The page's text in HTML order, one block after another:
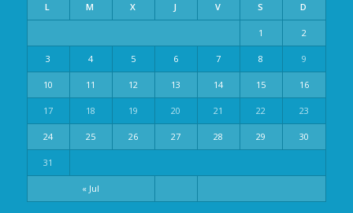
L M X J V S D
« Jul
1 2
3 4 5 6 7 8 9
10 11 12 13 14 15 16
17 18 19 20 21 22 23
24 25 26 27 28 29 30
31